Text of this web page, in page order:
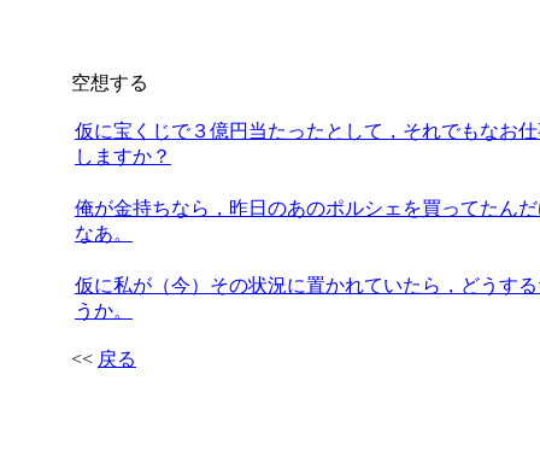
空想する
仮に宝くじで３億円当たったとして，それでもなお
しますか？
俺が金持ちなら，昨日のあのポルシェを買ってたん
なあ。
仮に私が（今）その状況に置かれていたら，どうす
うか。
<< 戻る